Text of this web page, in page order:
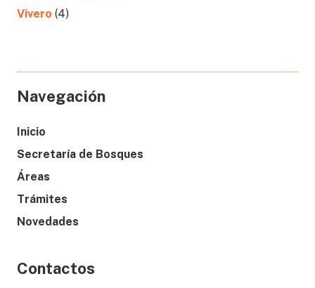
Vivero (4)
Navegación
Inicio
Secretaría de Bosques
Áreas
Trámites
Novedades
Contactos